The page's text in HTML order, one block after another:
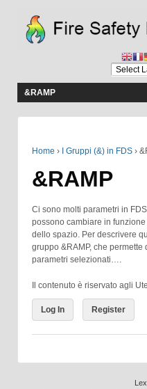
&RAMP
Home › I Gruppi (&) in FDS ›
&RAMP
Ci sono molti parametri in
possono cambiare in
dello spazio. Per descrivere
gruppo &RAMP, che
parametri selezionati….
Il contenuto è riservato agli
Log In Register